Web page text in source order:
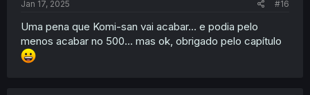
Jan 17, 2025 #16
Uma pena que Komi-san vai acabar... e podia pelo
menos acabar no 500... mas ok, obrigado pelo capítulo